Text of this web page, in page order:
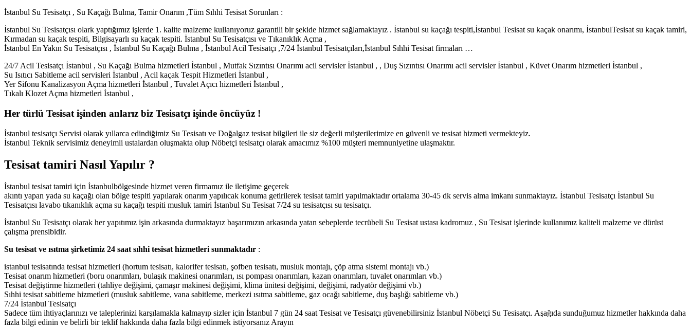
İstanbul Su Tesisatçı , Su Kaçağı Bulma, Tamir Onarım ,Tüm Sıhhi Tesisat Sorunları :
İstanbul Su Tesisatçısı olark yaptığımız işlerde 1. kalite malzeme kullanıyoruz garantili bir şekide hizmet sağlamaktayız . İstanbul su kaçağı tespiti,İstanbul Tesisat su kaçak onarımı, İstanbulTesisat su kaçak tamiri,
Kırmadan su kaçak tespiti, Bilgisayarlı su kaçak tespiti. İstanbul Su Tesisatçısı ve Tıkanıklık Açma ,
İstanbul En Yakın Su Tesisatçısı , İstanbul Su Kaçağı Bulma , İstanbul Acil Tesisatçı ,7/24 İstanbul Tesisatçıları,İstanbul Sıhhi Tesisat firmaları …
24/7 Acil Tesisatçı İstanbul , Su Kaçağı Bulma hizmetleri İstanbul , Mutfak Sızıntısı Onarımı acil servisler İstanbul , , Duş Sızıntısı Onarımı acil servisler İstanbul , Küvet Onarım hizmetleri İstanbul ,
Su Isıtıcı Sabitleme acil servisleri İstanbul , Acil kaçak Tespit Hizmetleri İstanbul ,
Yer Sifonu Kanalizasyon Açma hizmetleri İstanbul , Tuvalet Açıcı hizmetleri İstanbul ,
Tıkalı Klozet Açma hizmetleri İstanbul ,
Her türlü Tesisat işinden anlarız biz Tesisatçı işinde öncüyüz !
İstanbul tesisatçı Servisi olarak yıllarca edindiğimiz Su Tesisatı ve Doğalgaz tesisat bilgileri ile siz değerli müşterilerimize en güvenli ve tesisat hizmeti vermekteyiz.
İstanbul Teknik servisimiz deneyimli ustalardan oluşmakta olup Nöbetçi tesisatçı olarak amacımız %100 müşteri memnuniyetine ulaşmaktır.
Tesisat tamiri Nasıl Yapılır ?
İstanbul tesisat tamiri için İstanbulbölgesinde hizmet veren firmamız ile iletişime geçerek
akıntı yapan yada su kaçağı olan bölge tespiti yapılarak onarım yapılıcak konuma getirilerek tesisat tamiri yapılmaktadır ortalama 30-45 dk servis alma imkanı sunmaktayız. İstanbul Tesisatçı İstanbul Su
Tesisatçısı lavabo tıkanıklık açma su kaçağı tespiti musluk tamiri İstanbul Su Tesisat 7/24 su tesisatçısı su tesisatçı.
İstanbul Su Tesisatçı olarak her yapıtımız işin arkasında durmaktayız başarımızın arkasında yatan sebeplerde tecrübeli Su Tesisat ustası kadromuz , Su Tesisat işlerinde kullanımız kaliteli malzeme ve dürüst
çalışma prensibidir.
Su tesisat ve ısıtma şirketimiz 24 saat sıhhi tesisat hizmetleri sunmaktadır :
istanbul tesisatında tesisat hizmetleri (hortum tesisatı, kalorifer tesisatı, şofben tesisatı, musluk montajı, çöp atma sistemi montajı vb.)
Tesisat onarım hizmetleri (boru onarımları, bulaşık makinesi onarımları, ısı pompası onarımları, kazan onarımları, tuvalet onarımları vb.)
Tesisat değiştirme hizmetleri (tahliye değişimi, çamaşır makinesi değişimi, klima ünitesi değişimi, değişimi, radyatör değişimi vb.)
Sıhhi tesisat sabitleme hizmetleri (musluk sabitleme, vana sabitleme, merkezi ısıtma sabitleme, gaz ocağı sabitleme, duş başlığı sabitleme vb.)
7/24 İstanbul Tesisatçı
Sadece tüm ihtiyaçlarınızı ve taleplerinizi karşılamakla kalmayıp sizler için İstanbul 7 gün 24 saat Tesisat ve Tesisatçı güvenebilirsiniz İstanbul Nöbetçi Su Tesisatçı. Aşağıda sunduğumuz hizmetler hakkında daha
fazla bilgi edinin ve belirli bir teklif hakkında daha fazla bilgi edinmek istiyorsanız Arayın